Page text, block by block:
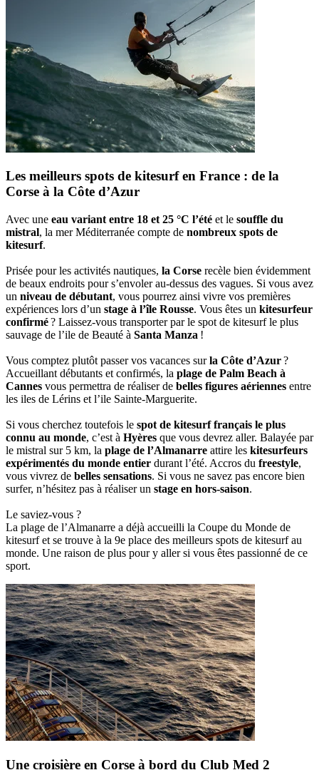
Les meilleurs spots de kitesurf en France : de la
Corse à la Côte d’Azur
Avec une eau variant entre 18 et 25 °C l’été et le souffle du
mistral, la mer Méditerranée compte de nombreux spots de
kitesurf.
Prisée pour les activités nautiques, la Corse recèle bien évidemment
de beaux endroits pour s’envoler au-dessus des vagues. Si vous avez
un niveau de débutant, vous pourrez ainsi vivre vos premières
expériences lors d’un stage à l’île Rousse. Vous êtes un kitesurfeur
confirmé? Laissez-vous transporter par le spot de kitesurf le plus
sauvage de l’ile de Beauté à Santa Manza !
Vous comptez plutôt passer vos vacances surla Côte d’Azur?
Accueillant débutants et confirmés, la plage de Palm Beach à
Cannes vous permettra de réaliser de belles figures aériennes entre
les iles de Lérins et l’ile Sainte-Marguerite.
Si vous cherchez toutefois le spot de kitesurf français le plus
connu au monde, c’est à Hyères que vous devrez aller. Balayée par
le mistral sur 5 km, la plage de l’Almanarre attire les kitesurfeurs
expérimentés du monde entier durant l’été. Accros du freestyle,
vous vivrez de belles sensations. Si vous ne savez pas encore bien
surfer, n’hésitez pas à réaliser un stage en hors-saison.
Le saviez-vous ?
La plage de l’Almanarre a déjà accueilli la Coupe du Monde de
kitesurf et se trouve à la 9e place des meilleurs spots de kitesurf au
monde. Une raison de plus pour y aller si vous êtes passionné de ce
sport.
Une croisière en Corse à bord du Club Med 2